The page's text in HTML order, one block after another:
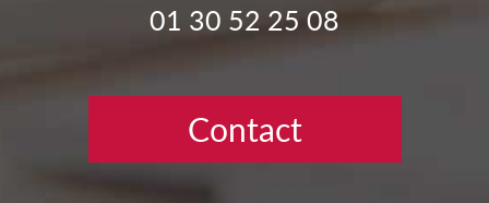
01 30 52 25 08
Contact